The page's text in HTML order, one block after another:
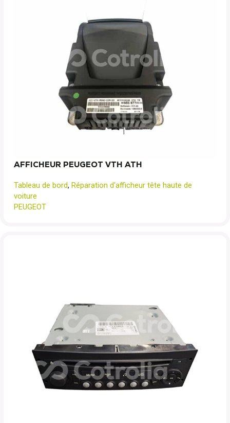
AFFICHEUR PEUGEOT VTH ATH
Tableau de bord, Réparation d'afficheur tête haute de
voiture
PEUGEOT